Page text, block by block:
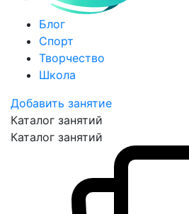
Блог
Спорт
Творчество
Школа
Добавить занятие
Каталог занятий
Каталог занятий